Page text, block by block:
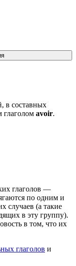
в составных
глаголом avoir.
глаголов —
по одним и
случаев (а такие
в эту группу).
в том, что их
глаголов и